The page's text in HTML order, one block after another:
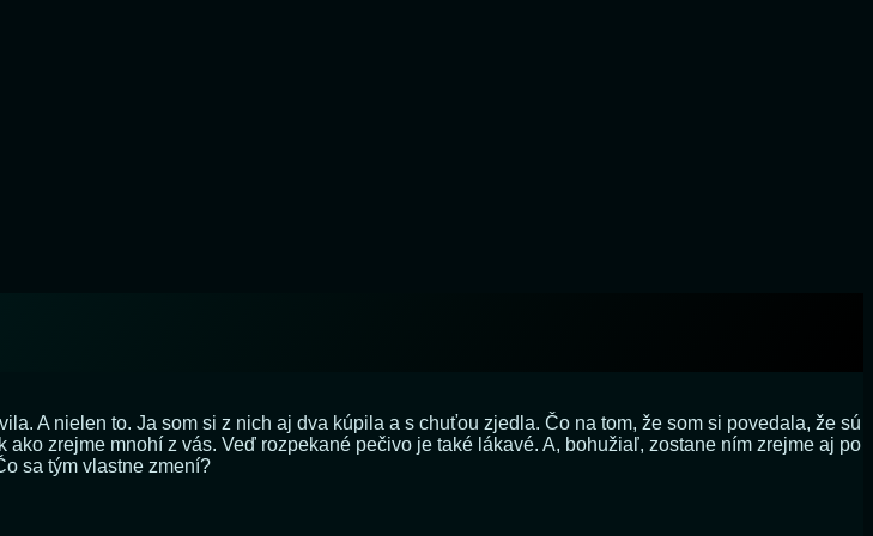
A nielen to. Ja som si z nich aj dva kúpila a s chuťou zjedla. Čo na tom, že som si povedala, že sú
zrejme mnohí z vás. Veď rozpekané pečivo je také lákavé. A, bohužiaľ, zostane ním zrejme aj po
sa tým vlastne zmení?